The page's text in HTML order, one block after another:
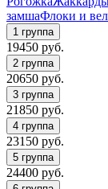
замшаФлоки и
19450 руб.
20650 руб.
21850 руб.
23150 руб.
24400 руб.